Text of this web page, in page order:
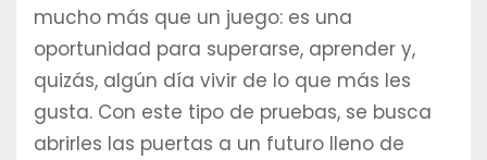
mucho más que un juego: es una
oportunidad para superarse, aprender y,
quizás, algún día vivir de lo que más les
gusta. Con este tipo de pruebas, se busca
abrirles las puertas a un futuro lleno de